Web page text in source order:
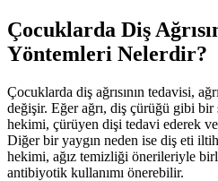
Çocuklarda Diş
Yöntemleri Nelerdir?
Çocuklarda diş ağrısının tedavisi,
değişir. Eğer ağrı, diş çürüğü gibi
hekimi, çürüyen dişi tedavi ederek
Diğer bir yaygın neden ise diş eti
hekimi, ağız temizliği önerileriyle
antibiyotik kullanımı önerebilir.